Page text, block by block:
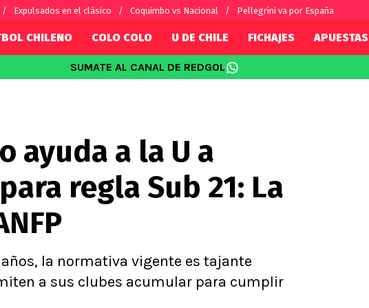
Expulsados en el clásico Coquimbo vs Nacional Pellegrini va por España
por el mundo
Fútbol Argentino
Fútbol Brasileño
Premier League
Serie A
CHILENO COLO COLO U DE CHILE FICHAJES APUESTAS
SUMATE AL CANAL DE REDGOL
ayuda a la U a
regla Sub 21: La
la normativa vigente es tajante
a sus clubes acumular para cumplir